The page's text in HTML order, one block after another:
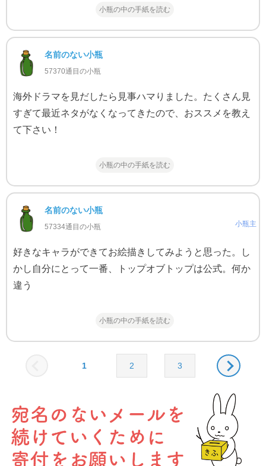
小瓶の中の手紙を読む
名前のない小瓶
57370通目の小瓶
海外ドラマを見だしたら見事ハマりました。たくさん見
すぎて最近ネタがなくなってきたので、おススメを教え
て下さい！
小瓶の中の手紙を読む
名前のない小瓶
57334通目の小瓶 小瓶主
好きなキャラができてお絵描きしてみようと思った。し
かし自分にとって一番、トップオブトップは公式。何か
違う
小瓶の中の手紙を読む
1 2 3